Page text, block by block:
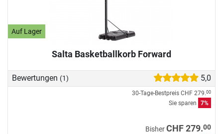
Auf Lager
Salta Basketballkorb Forward
Bewertungen (1) 5,0
30-Tage-Bestpreis CHF 279.00
Sie sparen 7%
BisherCHF 279.00